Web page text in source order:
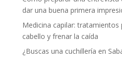
dar una buena primera
Medicina capilar: tratamientos
cabello y frenar la caída
¿Buscas una cuchillería en